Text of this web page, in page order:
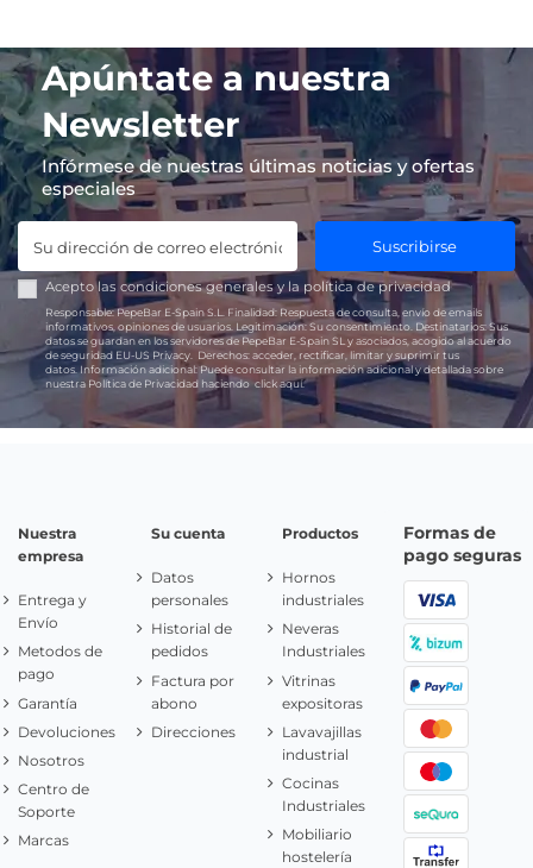
Apúntate a nuestra
Newsletter
Infórmese de nuestras últimas noticias y ofertas
especiales
Suscribirse
Acepto las condiciones generales y lapolítica de privacidad
Responsable:PepeBar E-Spain S.L. Finalidad: Respuesta de consulta, envío de emails
informativos, opiniones de usuarios. Legitimación: Su consentimiento. Destinatarios:Sus
datos se guardan en los servidores de PepeBar E-Spain SL y asociados, acogido al acuerdo
de seguridad EU-US Privacy. Derechos: acceder, rectificar, limitar y suprimir tus
datos.Información adicional:Puede consultar la información adicional y detallada sobre
nuestra Política de Privacidad haciendoclick aquí.
Nuestra
empresa
Entrega y
Envío
Metodos de
pago
Garantía
Devoluciones
Nosotros
Centro de
Soporte
Marcas
Su cuenta
Datos
personales
Historial de
pedidos
Factura por
abono
Direcciones
Productos
Hornos
industriales
Neveras
Industriales
Vitrinas
expositoras
Lavavajillas
industrial
Cocinas
Industriales
Mobiliario
hostelería
Formas de
pago seguras